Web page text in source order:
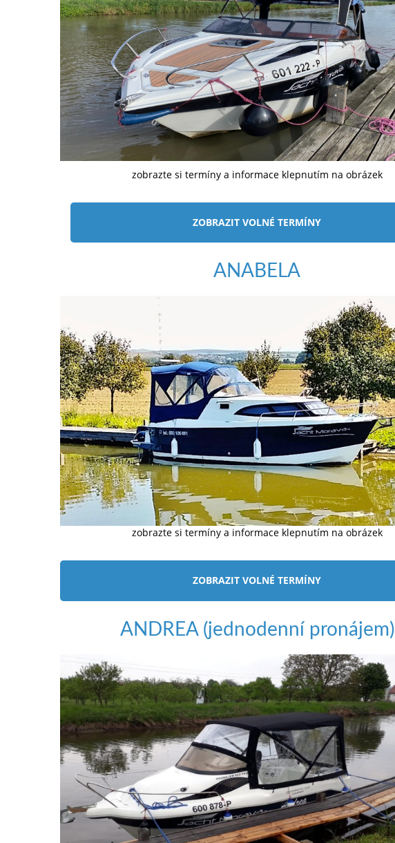
zobrazte si termíny a informace klepnutím na obrázek
ZOBRAZIT VOLNÉ TERMÍNY
ANABELA
zobrazte si termíny a informace klepnutím na obrázek
ZOBRAZIT VOLNÉ TERMÍNY
ANDREA (jednodenní pronájem)